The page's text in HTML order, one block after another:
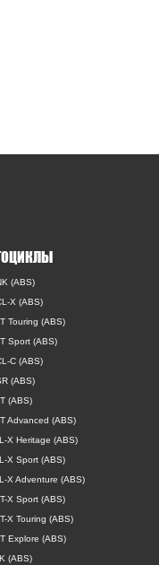
(ABS)
X (ABS)
Touring (ABS)
Sport (ABS)
C (ABS)
(ABS)
(ABS)
Advanced (ABS)
X Heritage (ABS)
X Sport (ABS)
X Adventure (ABS)
X Sport (ABS)
X Touring (ABS)
Explore (ABS)
(ABS)